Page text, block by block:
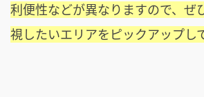
利便性などが異なりますので、ぜ
視したいエリアをピックアップし